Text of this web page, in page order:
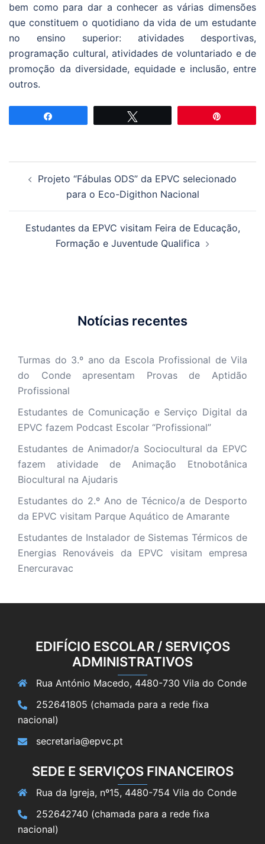
bem como para dar a conhecer as várias dimensões
que constituem o quotidiano da vida de um estudante
no ensino superior: atividades desportivas,
programação cultural, atividades de voluntariado e de
promoção da diversidade, equidade e inclusão, entre
outros.
Projeto “Fábulas ODS” da EPVC selecionado
para o Eco-Digithon Nacional
Estudantes da EPVC visitam Feira de Educação,
Formação e Juventude Qualifica
Notícias recentes
Turmas do 3.º ano da Escola Profissional de Vila
do Conde apresentam Provas de Aptidão
Profissional
Estudantes de Comunicação e Serviço Digital da
EPVC fazem Podcast Escolar “Profissional”
Estudantes de Animador/a Sociocultural da EPVC
fazem atividade de Animação Etnobotânica
Biocultural na Ajudaris
Estudantes do 2.º Ano de Técnico/a de Desporto
da EPVC visitam Parque Aquático de Amarante
Estudantes de Instalador de Sistemas Térmicos de
Energias Renováveis da EPVC visitam empresa
Enercuravac
EDIFÍCIO ESCOLAR / SERVIÇOS
ADMINISTRATIVOS
Rua António Macedo, 4480-730 Vila do Conde
252641805 (chamada para a rede fixa
nacional)
secretaria@epvc.pt
SEDE E SERVIÇOS FINANCEIROS
Rua da Igreja, nº15, 4480-754 Vila do Conde
252642740 (chamada para a rede fixa
nacional)